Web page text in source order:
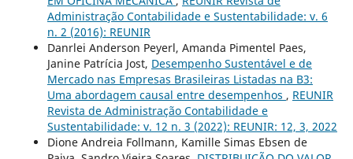
Administração Contabilidade e Sustentabilidade: v. 6
n. 2 (2016): REUNIR
Danrlei Anderson Peyerl, Amanda Pimentel Paes,
Janine Patrícia Jost, Desempenho Sustentável e de
Mercado nas Empresas Brasileiras Listadas na B3:
Uma abordagem causal entre desempenhos , REUNIR
Revista de Administração Contabilidade e
Sustentabilidade: v. 12 n. 3 (2022): REUNIR: 12, 3, 2022
Dione Andreia Follmann, Kamille Simas Ebsen de